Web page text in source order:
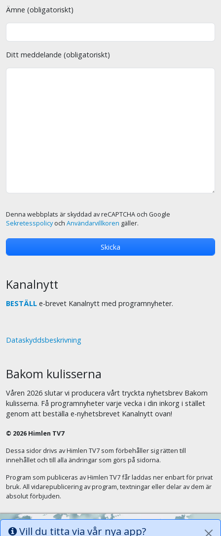
Ämne (obligatoriskt)
Ditt meddelande (obligatoriskt)
Denna webbplats är skyddad av reCAPTCHA och Google
Sekretesspolicyoch Användarvillkoren gäller.
Kanalnytt
BESTÄLL e-brevet Kanalnytt med programnyheter.
Dataskyddsbeskrivning
Bakom kulisserna
Våren 2026 slutar vi producera vårt tryckta nyhetsbrev Bakom
kulisserna. Få programnyheter varje vecka i din inkorg i stället
genom att beställa e-nyhetsbrevet Kanalnytt ovan!
Vill du titta via vår nya app?
© 2026 Himlen TV7
Dessa sidor drivs av Himlen TV7 som förbehåller sig rätten till
innehållet och till alla ändringar som görs på sidorna.
Program som publiceras av Himlen TV7 får laddas ner enbart för privat
bruk. All vidarepublicering av program, textningar eller delar av dem är
absolut förbjuden.